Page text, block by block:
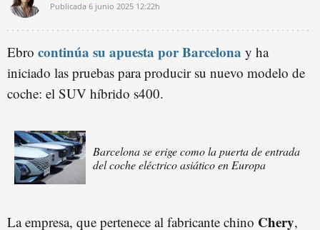
Publicada 6 junio 2025 12:22h
Ebro continúa su apuesta por Barcelona y ha
iniciado las pruebas para producir su nuevo modelo de
coche: el SUV híbrido s400.
Barcelona se erige como la puerta de entrada
del coche eléctrico asiático en Europa
La empresa, que pertenece al fabricante chino Chery,